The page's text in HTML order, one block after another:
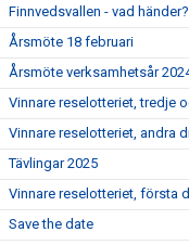
Finnvedsvallen - vad händer?
Årsmöte 18 februari
Årsmöte verksamhetsår
Vinnare reselotteriet, tredje
Vinnare reselotteriet, andra
Tävlingar 2025
Vinnare reselotteriet, första
Save the date